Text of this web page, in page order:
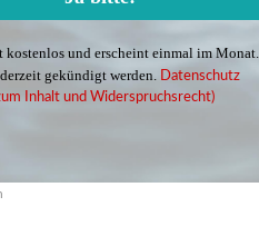
kostenlos und erscheint einmal im
gekündigt werden.
Datenschutz
Inhalt und Widerspruchsrecht)